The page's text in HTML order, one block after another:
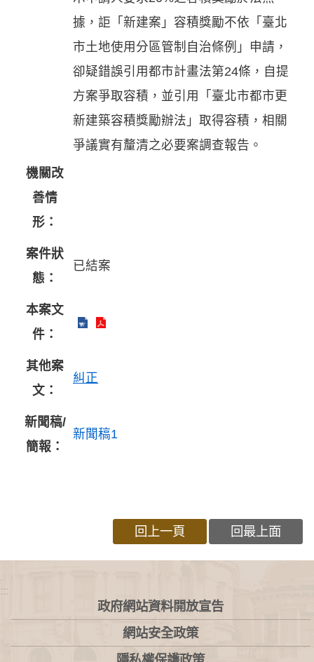
據，詎「新建案」容積獎勵不依「臺北
市土地使用分區管制自治條例」申請，
卻疑錯誤引用都市計畫法第24條，自提
方案爭取容積，並引用「臺北市都市更
新建築容積獎勵辦法」取得容積，相關
爭議實有釐清之必要案調查報告。
機關改
善情
形：
案件狀
態：
已結案
本案文
件：
其他案
文：
糾正
新聞稿/
簡報：
新聞稿1
回上一頁 回最上面
:::
政府網站資料開放宣告
網站安全政策